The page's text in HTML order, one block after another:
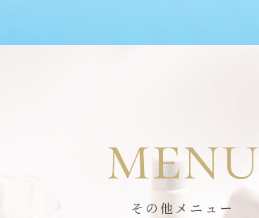
menu
その他メニュー